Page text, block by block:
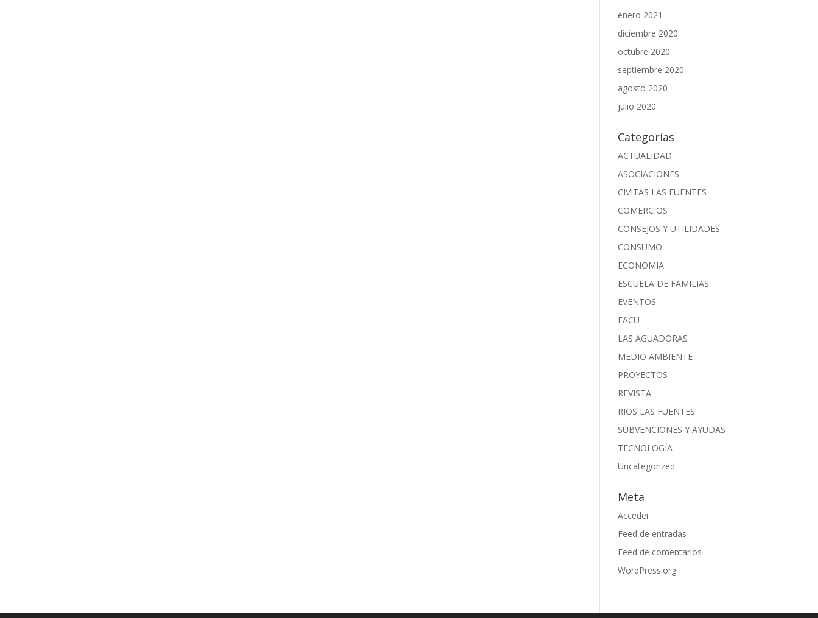
enero 2021
diciembre 2020
octubre 2020
septiembre 2020
agosto 2020
julio 2020
Categorías
ACTUALIDAD
ASOCIACIONES
CIVITAS LAS FUENTES
COMERCIOS
CONSEJOS Y UTILIDADES
CONSUMO
ECONOMIA
ESCUELA DE FAMILIAS
EVENTOS
FACU
LAS AGUADORAS
MEDIO AMBIENTE
PROYECTOS
REVISTA
RIOS LAS FUENTES
SUBVENCIONES Y AYUDAS
TECNOLOGÍA
Uncategorized
Meta
Acceder
Feed de entradas
Feed de comentarios
WordPress.org